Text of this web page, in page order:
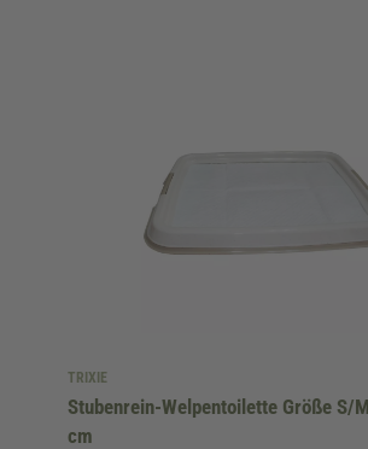
TRIXIE
Stubenrein-Welpentoilette Größe S/
cm